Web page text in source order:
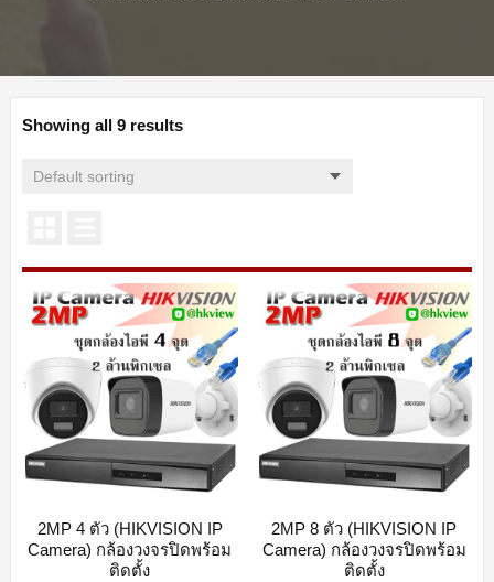
Showing all 9 results
QUICK VIEW
2MP 4 ตัว (HIKVISION IP
Camera) กล้องวงจรปิดพร้อม
ติดตั้ง
QUICK VIEW
2MP 8 ตัว (HIKVISION IP
Camera) กล้องวงจรปิดพร้อม
ติดตั้ง